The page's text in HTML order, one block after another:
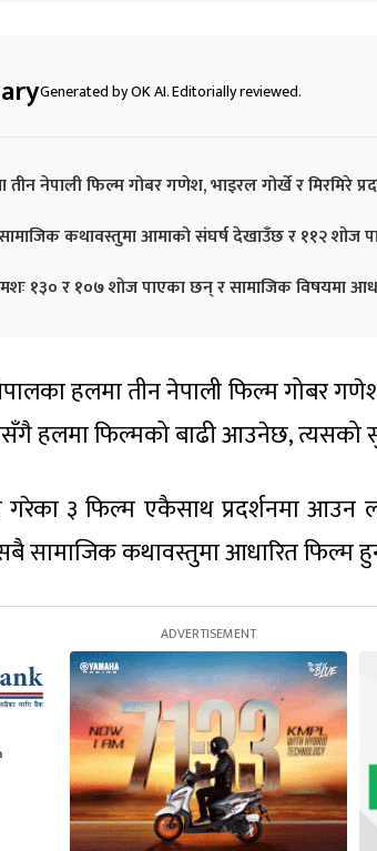
Generated by OK AI. Editorially reviewed.
तीन नेपाली फिल्म गोबर गणेश, भाइरल गोर्खे र मिरमिरे
कथावस्तुमा आमाको संघर्ष देखाउँछ र ११२ शोज
१३० र १०७ शोज पाएका छन् र सामाजिक विषयमा
हलमा तीन नेपाली फिल्म गोबर
हलमा फिल्मको बाढी आउनेछ, त्यसको
३ फिल्म एकैसाथ प्रदर्शनमा आउन
सामाजिक कथावस्तुमा आधारित फिल्म